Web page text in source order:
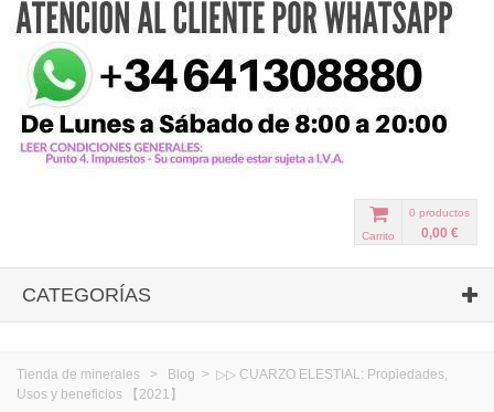
0 productos
0,00 €
Carrito
CATEGORÍAS
Tienda de minerales > Blog > ▷▷ CUARZO ELESTIAL: Propiedades,
Usos y beneficios 【2021】